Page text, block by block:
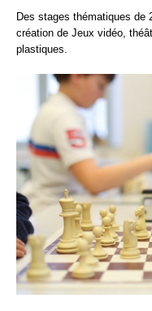
Des stages thématiques de
création de Jeux vidéo,
plastiques.